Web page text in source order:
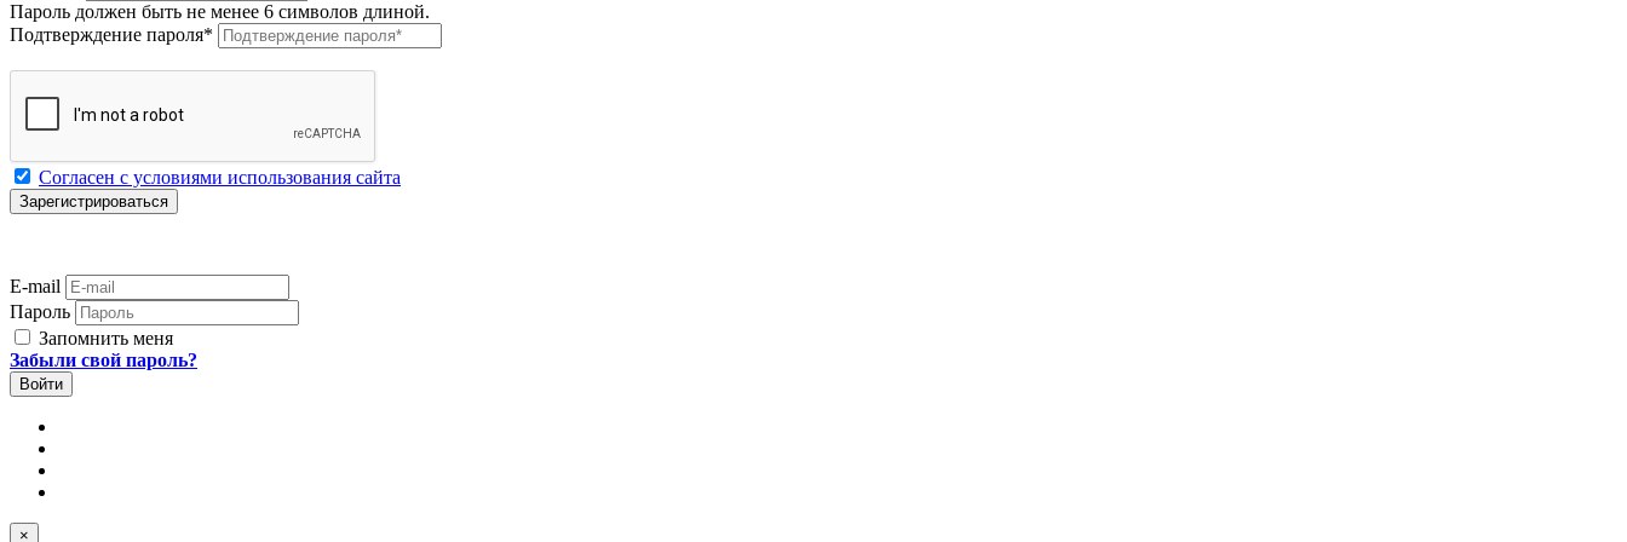
Пароль должен быть не менее 6 символов длиной.
Подтверждение пароля*
Согласен с условиями использования сайта
E-mail
Пароль
Запомнить меня
Забыли свой пароль?
×